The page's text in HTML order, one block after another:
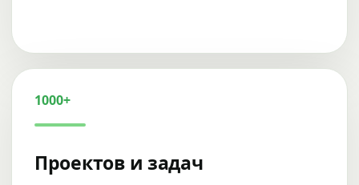
1000+
Проектов и задач